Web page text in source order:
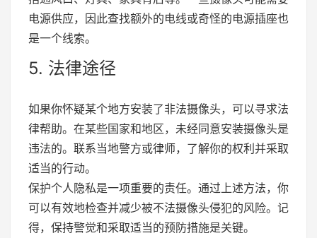
电源供应，因此查找额外的电线或奇怪的电源插座也
是一个线索。
5. 法律途径
如果你怀疑某个地方安装了非法摄像头，可以寻求法
律帮助。在某些国家和地区，未经同意安装摄像头是
违法的。联系当地警方或律师，了解你的权利并采取
适当的行动。
保护个人隐私是一项重要的责任。通过上述方法，你
可以有效地检查并减少被不法摄像头侵犯的风险。记
得，保持警觉和采取适当的预防措施是关键。